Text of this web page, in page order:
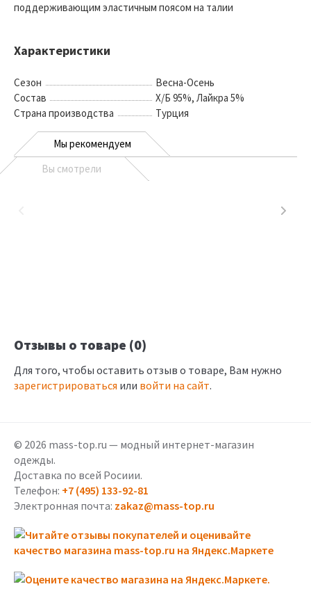
поддерживающим эластичным поясом на талии
Характеристики
Сезон
Весна-Осень
Состав
Х/Б 95%, Лайкра 5%
Страна производства
Турция
Мы рекомендуем
Вы смотрели
Отзывы о товаре (0)
Для того, чтобы оставить отзыв о товаре, Вам нужно
зарегистрироваться или войти на сайт.
© 2026 mass-top.ru — модный интернет-магазин
одежды.
Доставка по всей Росиии.
Телефон: +7 (495) 133-92-81
Электронная почта: zakaz@mass-top.ru